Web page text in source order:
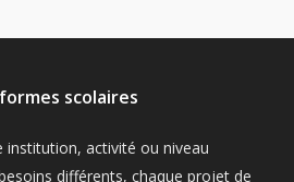
scolaires
institution, activité ou niveau
différents, chaque projet de